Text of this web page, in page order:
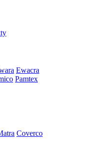
Ewacra
Pamtex
Coverco